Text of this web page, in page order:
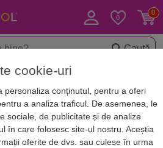
Caută
Zodii
de aer. Află cum
dragostea
cookie-uri
personaliza conținutul, pentru a oferi
a analiza traficul. De asemenea, le
sociale, de publicitate și de analize
în care folosesc site-ul nostru. Aceștia
oferite de dvs. sau culese în urma